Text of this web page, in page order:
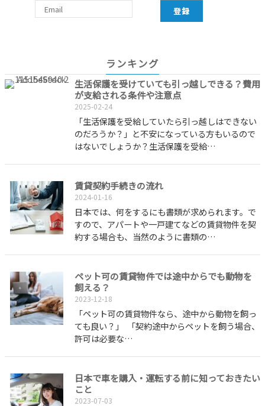
ランキング
生活保護を受けていても引っ越しできる？費用
が支給される条件や注意点
2025-02-24
「生活保護を受給していたら引っ越しはできない
のだろうか？」と不安になっている方もいるので
はないでしょうか？生活保護を受給…
賃貸契約手続きの流れ
2024-01-16
日本では、何をするにも書類が求められます。で
すので、アパートや一戸建てなどの賃貸物件を契
約する場合も、当然のように書類の…
ペット可の賃貸物件では途中からでも動物を
飼える？
2023-12-18
「ペット可の賃貸物件なら、途中から動物を飼っ
ても良い？」 「契約途中からペットを飼う場合、
許可は必要な…
日本で車を購入・運転する前に知っておきたい
こと
2023-07-03
登録